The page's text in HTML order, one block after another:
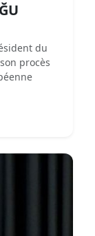
du
procès